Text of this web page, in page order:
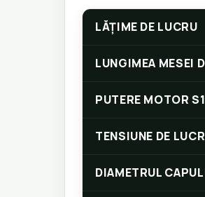
LĂȚIME DE LUCRU
LUNGIMEA MESEI
PUTERE MOTOR S1
TENSIUNE DE
DIAMETRUL